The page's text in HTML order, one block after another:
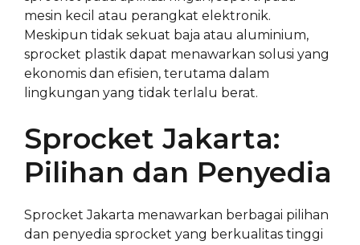
mesin kecil atau perangkat elektronik.
Meskipun tidak sekuat baja atau aluminium,
sprocket plastik dapat menawarkan solusi yang
ekonomis dan efisien, terutama dalam
lingkungan yang tidak terlalu berat.
Sprocket Jakarta:
Pilihan dan Penyedia
Sprocket Jakarta menawarkan berbagai pilihan
dan penyedia sprocket yang berkualitas tinggi